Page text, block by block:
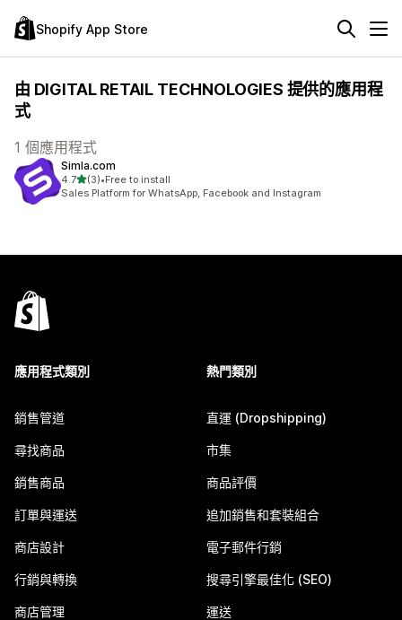
Shopify App Store
由 DIGITAL RETAIL TECHNOLOGIES 提供的應用程
式
1 個應用程式
Simla.com
4.7滿分 5 顆星
(3)
共有 3 則評價
•Free to install
Sales Platform for WhatsApp, Facebook and Instagram
應用程式類別
銷售管道
尋找商品
銷售商品
訂單與運送
商店設計
行銷與轉換
商店管理
熱門類別
直運 (Dropshipping)
市集
商品評價
追加銷售和套裝組合
電子郵件行銷
搜尋引擎最佳化 (SEO)
運送